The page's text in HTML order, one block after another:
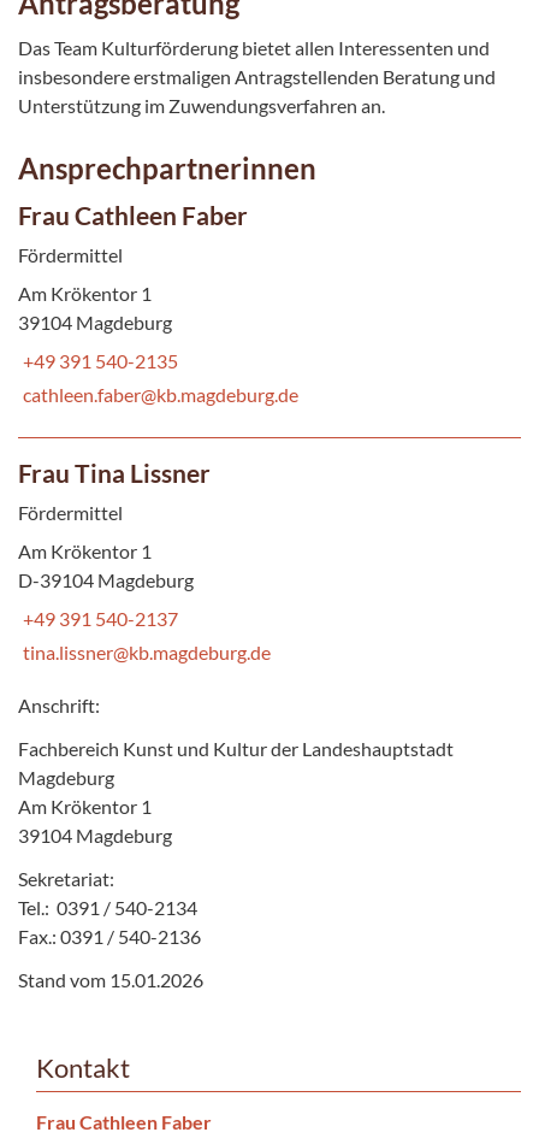
Das Team Kulturförderung bietet allen Interessenten und
insbesondere erstmaligen Antragstellenden Beratung und
Unterstützung im Zuwendungsverfahren an.
Ansprechpartnerinnen
Frau Cathleen Faber
Fördermittel
Am Krökentor 1
39104 Magdeburg
+49 391 540-2135
cathleen.faber@kb.magdeburg.de
Frau Tina Lissner
Fördermittel
Am Krökentor 1
D-39104 Magdeburg
+49 391 540-2137
tina.lissner@kb.magdeburg.de
Anschrift:
Fachbereich Kunst und Kultur der Landeshauptstadt
Magdeburg
Am Krökentor 1
39104 Magdeburg
Sekretariat:
Tel.: 0391 / 540-2134
Fax.: 0391 / 540-2136
Stand vom 15.01.2026
Kontakt
Frau Cathleen Faber